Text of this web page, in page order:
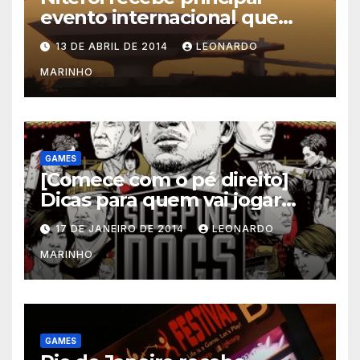
evento internacional que
mescla saúde e jogos
13 DE ABRIL DE 2014 LEONARDO
MARINHO
GAMES
[Comece com o pé direito]
Dicas para quem vai jogar
Sleeping Dogs
17 DE JANEIRO DE 2014 LEONARDO
MARINHO
GAMES